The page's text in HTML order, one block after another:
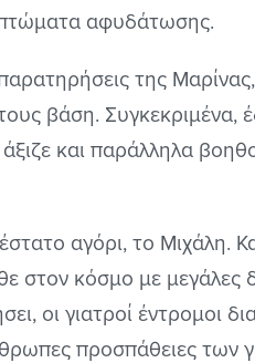
αφυδάτωσης.
της
βάση. Συγκεκριμένα,
και παράλληλα
αγόρι, το Μιχάλη.
στον κόσμο με μεγάλες
οι γιατροί έντρομοι
προσπάθειες των